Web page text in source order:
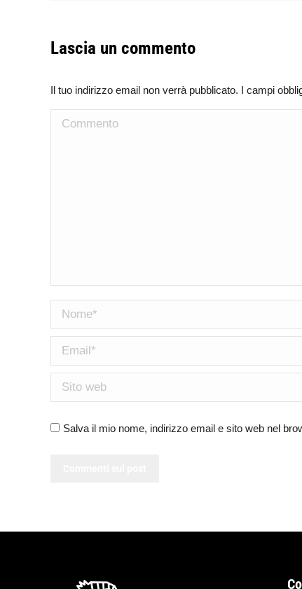
Lascia un commento
Il tuo indirizzo email non verrà pubblicato. I campi
Commento
Nome *
Email *
Sito web
Salva il mio nome, indirizzo email e sito web nel